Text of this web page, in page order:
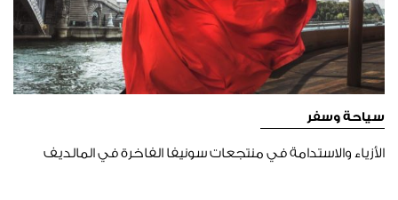
سياحة وسفر
الأزياء والاستدامة في منتجعات سونيفا الفاخرة في المالديف